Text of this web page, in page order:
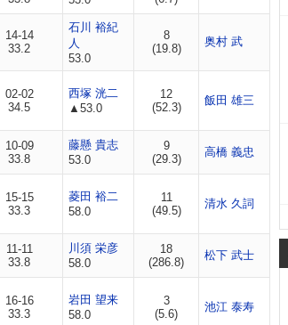
14-14
33.2
石川 裕紀
人
53.0
8
(19.8)
奥村 武
02-02
34.5
西塚 洸二
▲53.0
12
(52.3)
飯田 雄三
10-09
33.8
藤懸 貴志
53.0
9
(29.3)
高橋 義忠
15-15
33.3
菱田 裕二
58.0
11
(49.5)
清水 久詞
11-11
33.8
川須 栄彦
58.0
18
(286.8)
松下 武士
16-16
33.3
岩田 望来
58.0
3
(5.6)
池江 泰寿